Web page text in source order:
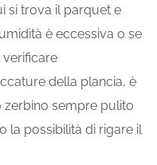
si trova il parquet e
è eccessiva o se
verificare
della plancia, è
sempre pulito
la possibilità di rigare il